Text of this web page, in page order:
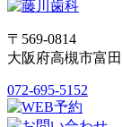
〒569-0814
大阪府高槻市富
072-695-5152